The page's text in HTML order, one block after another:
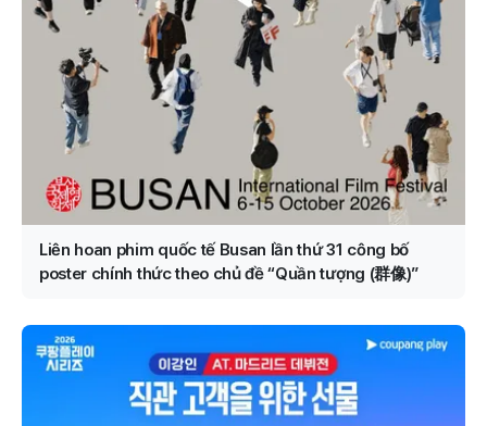
Liên hoan phim quốc tế Busan lần thứ 31 công bố
poster chính thức theo chủ đề “Quần tượng (群像)”